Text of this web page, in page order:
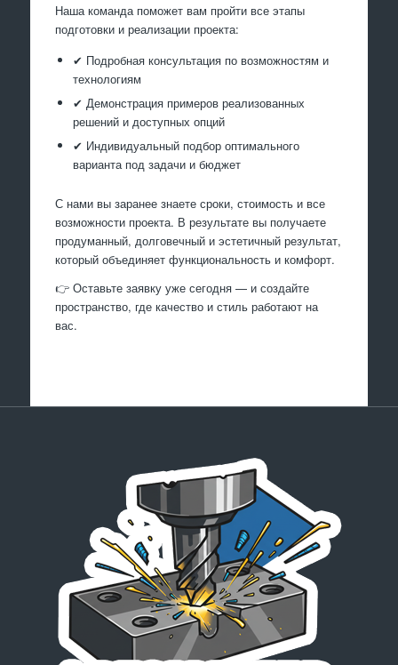
Наша команда поможет вам пройти все этапы
подготовки и реализации проекта:
✔ Подробная консультация по возможностям и
технологиям
✔ Демонстрация примеров реализованных
решений и доступных опций
✔ Индивидуальный подбор оптимального
варианта под задачи и бюджет
С нами вы заранее знаете сроки, стоимость и все
возможности проекта. В результате вы получаете
продуманный, долговечный и эстетичный результат,
который объединяет функциональность и комфорт.
👉 Оставьте заявку уже сегодня — и создайте
пространство, где качество и стиль работают на
вас.